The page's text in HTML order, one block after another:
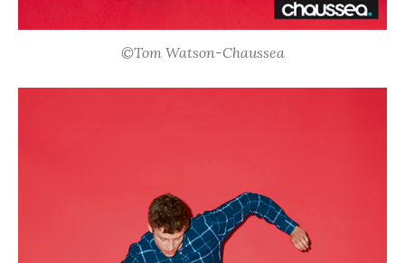
©Tom Watson-Chaussea